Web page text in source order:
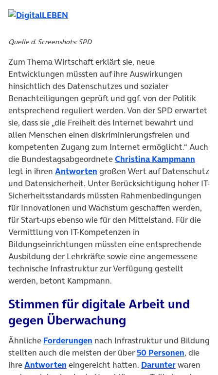
Quelle d. Screenshots: SPD
Zum Thema Wirtschaft erklärt sie, neue
Entwicklungen müssten auf ihre Auswirkungen
hinsichtlich des Datenschutzes und sozialer
Benachteiligungen geprüft und ggf. von der Politik
entsprechend reguliert werden. Von der SPD erwartet
sie, dass sie „die Freiheit des Internet bewahrt und
allen Menschen einen diskriminierungsfreien und
kompetenten Zugang zum Internet ermöglicht.“ Auch
die BundestagsabgeordneteChristina Kampmann
legt in ihren Antworten (öffnet in neuem Tab)
großen Wert auf Datenschutz
und Datensicherheit. Unter Berücksichtigung hoher IT-
Sicherheitsstandards müssten Rahmenbedingungen
für Innovationen und Wachstum geschaffen werden,
für Start-ups ebenso wie für den Mittelstand. Für die
Vermittlung von IT-Kompetenzen in
Bildungseinrichtungen müssten eine entsprechende
Ausbildung der Lehrkräfte sowie eine angemessene
technische Infrastruktur zur Verfügung gestellt
werden, betont Kampmann.
Stimmen für digitale Arbeit und
gegen Überwachung
Ähnliche Forderungen (öffnet in neuem Tab)
nach Infrastruktur und Bildung
stellten auch die meisten der über 50 Personen(öffnet
, die
ihreAntworten (öffnet in neuem Tab)
eingereicht hatten. Darunter(öffnet in
waren